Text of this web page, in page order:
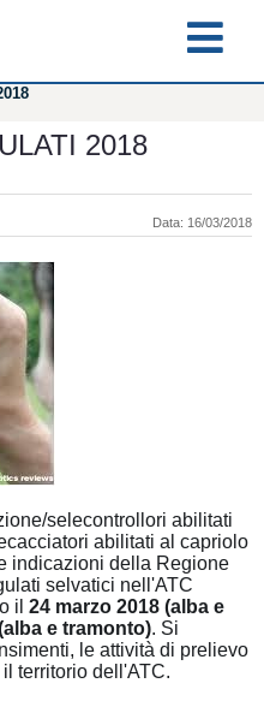
2018
Data: 16/03/2018
selecontrollori abilitati
abilitati al capriolo
indicazioni della Regione
selvatici nell'ATC
il 24 marzo 2018 (alba e
e tramonto). Si
le attività di prelievo
territorio dell'ATC.